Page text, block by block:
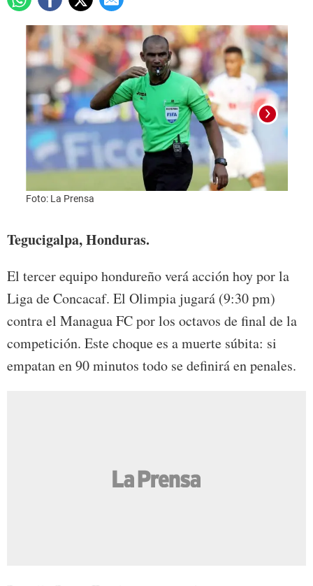
Foto: La Prensa
Tegucigalpa, Honduras.
El tercer equipo hondureño verá acción hoy por la
Liga de Concacaf. El Olimpia jugará (9:30 pm)
contra el Managua FC por los octavos de final de la
competición. Este choque es a muerte súbita: si
empatan en 90 minutos todo se definirá en penales.